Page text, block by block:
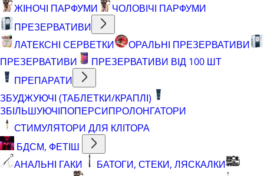
ЖІНОЧІ ПАРФУМИ
ЧОЛОВІЧІ ПАРФУМИ
ПРЕЗЕРВАТИВИ
ЛАТЕКСНІ СЕРВЕТКИ
ОРАЛЬНІ ПРЕЗЕРВАТИВИ
ПРЕЗЕРВАТИВИ
ПРЕЗЕРВАТИВИ ВІД 100 ШТ
ПРЕПАРАТИ
ЗБУДЖУЮЧІ (ТАБЛЕТКИ/КРАПЛІ)
ЗБІЛЬШУЮЧІПОПЕРСИПРОЛОНГАТОРИ
СТИМУЛЯТОРИ ДЛЯ КЛІТОРА
БДСМ, ФЕТІШ
АНАЛЬНІ ГАКИ
БАТОГИ, СТЕКИ, ЛЯСКАЛКИ